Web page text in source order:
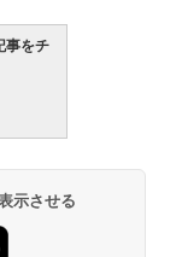
事をチ
示させる